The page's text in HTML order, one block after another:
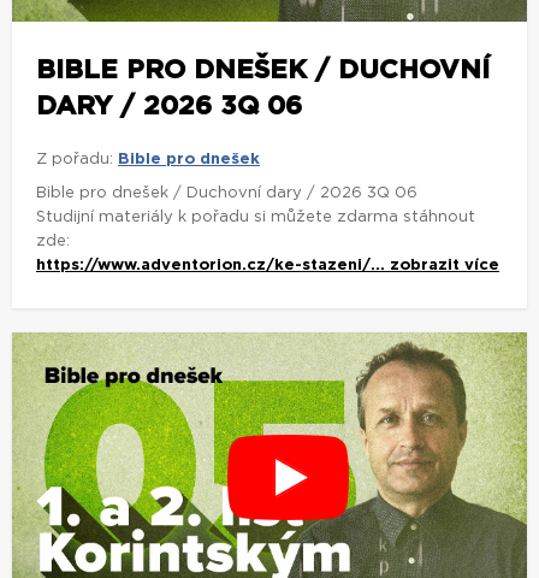
BIBLE PRO DNEŠEK / DUCHOVNÍ
DARY / 2026 3Q 06
Z pořadu: Bible pro dnešek
Bible pro dnešek / Duchovní dary / 2026 3Q 06
Studijní materiály k pořadu si můžete zdarma stáhnout
zde:
https://www.adventorion.cz/ke-stazeni/... zobrazit více